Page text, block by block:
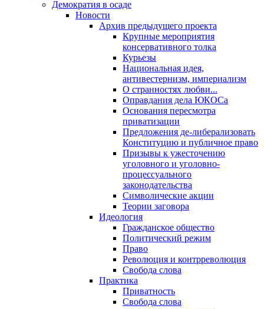
Демократия в осаде
Новости
Архив предыдущего проекта
Крупные мероприятия
консервативного толка
Курьезы
Национальная идея,
антивестернизм, империализм
О странностях любви...
Оправдания дела ЮКОСа
Основания пересмотра
приватизации
Предложения де-либерализовать
Конституцию и публичное право
Призывы к ужесточению
уголовного и уголовно-
процессуального
законодательства
Символические акции
Теории заговора
Идеология
Гражданское общество
Политический режим
Право
Революция и контрреволюция
Свобода слова
Практика
Приватность
Свобода слова